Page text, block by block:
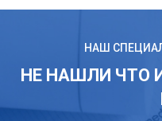
НАШ
НЕ НАШЛИ ЧТО